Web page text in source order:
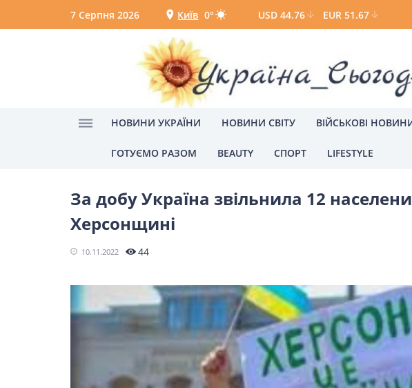
7 Серпня 2026 Київ 0°
Київ
USD 44.76 EUR 51.67
НОВИНИ УКРАЇНИ НОВИНИ СВІТУ ВІЙСЬКОВІ
ГОТУЄМО РАЗОМ BEAUTY СПОРТ LIFESTYLE
Головні новини Політика
НОВИНИ СВІТУ
ВІЙСЬКОВІ НОВИНИ
За добу Україна звільнила 12
Херсонщині
10.11.2022 44